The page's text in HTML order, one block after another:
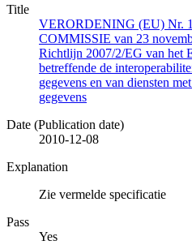
Title
VERORDENING (EU) Nr.
COMMISSIE van 23
Richtlijn 2007/2/EG van het
betreffende de
gegevens en van diensten
gegevens
Date (Publication date)
2010-12-08
Explanation
Zie vermelde specificatie
Pass
Yes